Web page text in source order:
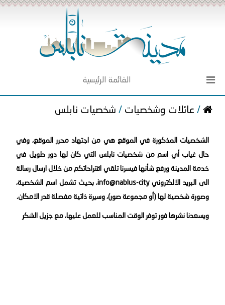
القائمة الرئيسية
/ عائلات وشخصيات / شخصيات نابلس
الشخصيات المذكورة في الموقع هي من اجتهاد محرر الموقع، وفي
حال غياب أي اسم من شخصيات نابلس التي كان لها دور طويل في
خدمة المدينة ورفع شأنها فيسرنا تلقي اقتراحاتكم من خلال ارسال رسالة
الى البريد الالكتروني info@nablus-city، بحيث تشمل اسم الشخصية،
وصورة شخصية لها (أو مجموعة صور)، وسيرة ذاتية مفصلة قدر الامكان.
ويسعدنا نشرها فور توفر الوقت المناسب للعمل عليها، مع جزيل الشكر